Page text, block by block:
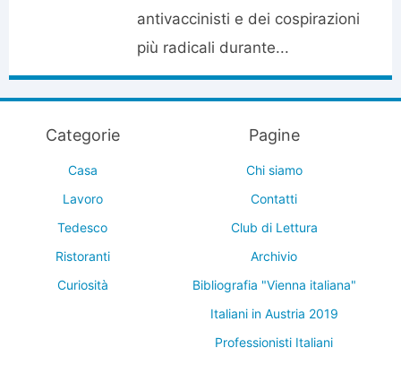
antivaccinisti e dei cospirazioni
più radicali durante...
Categorie
Casa
Lavoro
Tedesco
Ristoranti
Curiosità
Pagine
Chi siamo
Contatti
Club di Lettura
Archivio
Bibliografia "Vienna italiana"
Italiani in Austria 2019
Professionisti Italiani